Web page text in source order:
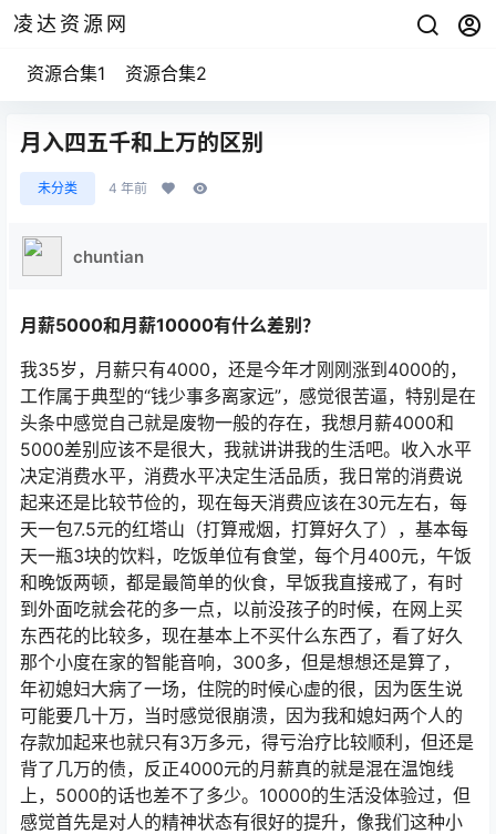
凌达资源网
资源合集1 资源合集2
月入四五千和上万的区别
未分类 4 年前
chuntian
月薪5000和月薪10000有什么差别？
我35岁，月薪只有4000，还是今年才刚刚涨到4000的，
工作属于典型的“钱少事多离家远”，感觉很苦逼，特别是在
头条中感觉自己就是废物一般的存在，我想月薪4000和
5000差别应该不是很大，我就讲讲我的生活吧。收入水平
决定消费水平，消费水平决定生活品质，我日常的消费说
起来还是比较节俭的，现在每天消费应该在30元左右，每
天一包7.5元的红塔山（打算戒烟，打算好久了），基本每
天一瓶3块的饮料，吃饭单位有食堂，每个月400元，午饭
和晚饭两顿，都是最简单的伙食，早饭我直接戒了，有时
到外面吃就会花的多一点，以前没孩子的时候，在网上买
东西花的比较多，现在基本上不买什么东西了，看了好久
那个小度在家的智能音响，300多，但是想想还是算了，
年初媳妇大病了一场，住院的时候心虚的很，因为医生说
可能要几十万，当时感觉很崩溃，因为我和媳妇两个人的
存款加起来也就只有3万多元，得亏治疗比较顺利，但还是
背了几万的债，反正4000元的月薪真的就是混在温饱线
上，5000的话也差不了多少。10000的生活没体验过，但
感觉首先是对人的精神状态有很好的提升，像我们这种小